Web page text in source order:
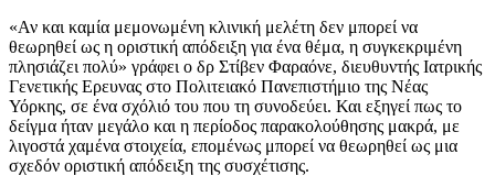
«Αν και καμία μεμονωμένη κλινική μελέτη δεν μπορεί να
θεωρηθεί ως η οριστική απόδειξη για ένα θέμα, η συγκεκριμένη
πλησιάζει πολύ» γράφει ο δρ Στίβεν Φαραόνε, διευθυντής Ιατρικής
Γενετικής Ερευνας στο Πολιτειακό Πανεπιστήμιο της Νέας
Υόρκης, σε ένα σχόλιό του που τη συνοδεύει. Και εξηγεί πως το
δείγμα ήταν μεγάλο και η περίοδος παρακολούθησης μακρά, με
λιγοστά χαμένα στοιχεία, επομένως μπορεί να θεωρηθεί ως μια
σχεδόν οριστική απόδειξη της συσχέτισης.